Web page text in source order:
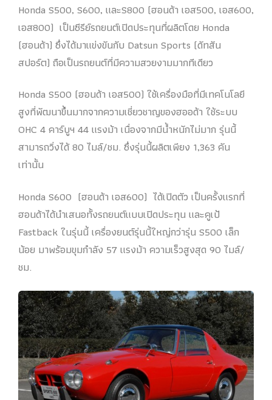
Honda S500, S600, และS800 (ฮอนด้า เอส500, เอส600,
เอส800) เป็นซีรีย์รถยนต์เปิดประทุนที่ผลิตโดย Honda
(ฮอนด้า) ซึ่งได้มาแข่งขันกับ Datsun Sports (ดัทสัน
สปอร์ต) ถือเป็นรถยนต์ที่มีความสวยงามมากทีเดียว
Honda S500 (ฮอนด้า เอส500) ใช้เครื่องมือที่มีเทคโนโลยี
สูงที่พัฒนาขึ้นมากจากความเชี่ยวชาญของฮออด้า ใช้ระบบ
OHC 4 คาร์บูฯ 44 แรงม้า เนื่องจากมีน้ำหนักไม่มาก รุ่นนี้
สามารถวิ่งได้ 80 ไมล์/ชม. ซึ่งรุ่นนี้ผลิตเพียง 1,363 คัน
เท่านั้น
Honda S600 (ฮอนด้า เอส600) ได้เปิดตัว เป็นครั้งแรกที่
ฮอนด้าได้นำเสนอทั้งรถยนต์แบบเปิดประทุน และคูเป้
Fastback ในรุ่นนี้ เครื่องยนต์รุ่นนี้ใหญ่กว่ารุ่น S500 เล็ก
น้อย มาพร้อมขุมกำลัง 57 แรงม้า ความเร็วสูงสุด 90 ไมล์/
ชม.